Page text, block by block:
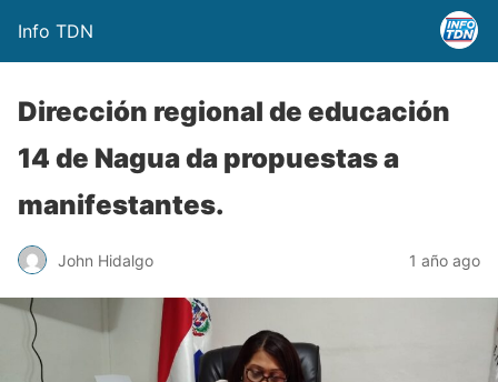
Info TDN
Dirección regional de educación
14 de Nagua da propuestas a
manifestantes.
John Hidalgo 1 año ago